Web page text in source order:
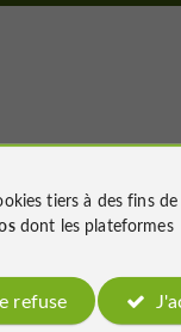
tiers à des fins
dont les plateformes
refuse